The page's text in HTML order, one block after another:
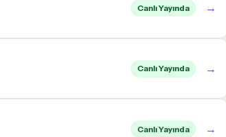
Canlı Yayında →
Canlı Yayında →
Canlı Yayında →